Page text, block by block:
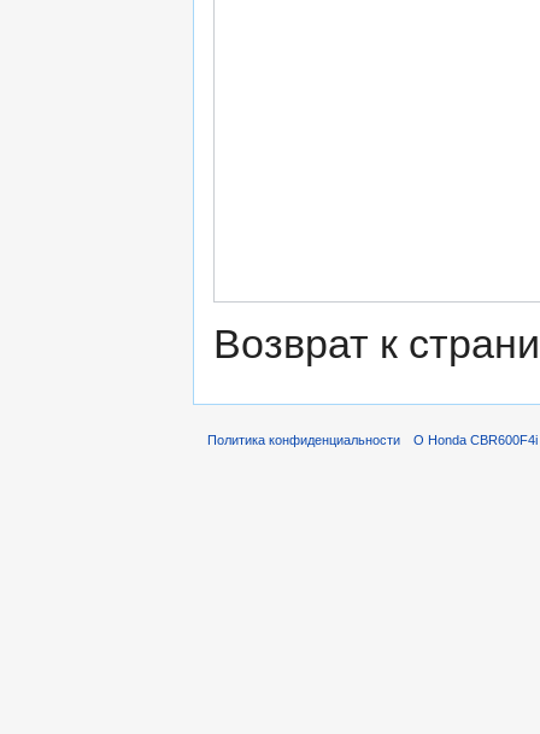
Возврат к
Политика конфиденциальности О Honda CBR600F4i